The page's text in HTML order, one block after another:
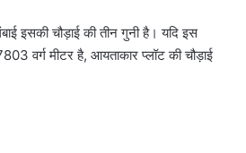
इसकी चौड़ाई की तीन गुनी है। यदि इस
वर्ग मीटर है, आयताकार प्लॉट की चौड़ाई